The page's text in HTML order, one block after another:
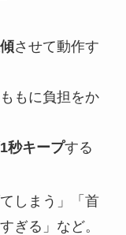
させて動作す
もに負担をか
秒キープする
しまう」「首
ぎる」など。